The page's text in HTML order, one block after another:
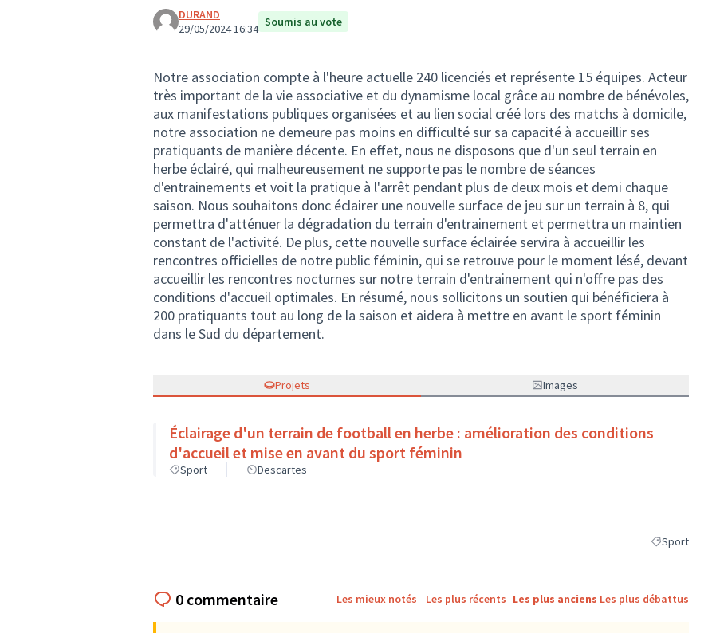
DURAND
29/05/2024 16:34 Soumis au vote
Notre association compte à l'heure actuelle 240 licenciés et représente 15 équipes. Acteur
très important de la vie associative et du dynamisme local grâce au nombre de bénévoles,
aux manifestations publiques organisées et au lien social créé lors des matchs à domicile,
notre association ne demeure pas moins en difficulté sur sa capacité à accueillir ses
pratiquants de manière décente. En effet, nous ne disposons que d'un seul terrain en
herbe éclairé, qui malheureusement ne supporte pas le nombre de séances
d'entrainements et voit la pratique à l'arrêt pendant plus de deux mois et demi chaque
saison. Nous souhaitons donc éclairer une nouvelle surface de jeu sur un terrain à 8, qui
permettra d'atténuer la dégradation du terrain d'entrainement et permettra un maintien
constant de l'activité. De plus, cette nouvelle surface éclairée servira à accueillir les
rencontres officielles de notre public féminin, qui se retrouve pour le moment lésé, devant
accueillir les rencontres nocturnes sur notre terrain d'entrainement qui n'offre pas des
conditions d'accueil optimales. En résumé, nous sollicitons un soutien qui bénéficiera à
200 pratiquants tout au long de la saison et aidera à mettre en avant le sport féminin
dans le Sud du département.
Projets Images
Éclairage d'un terrain de football en herbe : amélioration des conditions
d'accueil et mise en avant du sport féminin
Sport Descartes
Filtrer les
Sport
0 commentaire Les mieux notés Les plus récents Les plus anciens Les plus débattus